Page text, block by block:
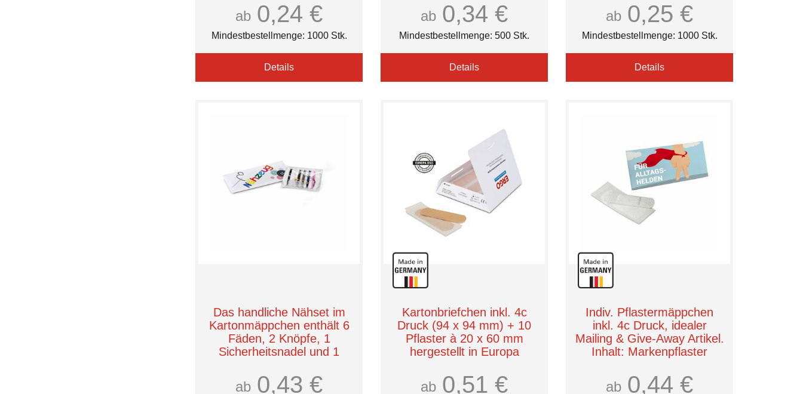
Römer Wellness
ab 0,24 €
Mindestbestellmenge: 1000 Stk.
Details
in Europa.
Römer Wellness
ab 0,34 €
Mindestbestellmenge: 500 Stk.
Details
Römer Wellness
ab 0,25 €
Mindestbestellmenge: 1000 Stk.
Details
Das handliche Nähset im
Kartonmäppchen enthält 6
Fäden, 2 Knöpfe, 1
Sicherheitsnadel und 1
Römer Wellness
ab 0,43 €
Kartonbriefchen inkl. 4c
Druck (94 x 94 mm) + 10
Pflaster à 20 x 60 mm
hergestellt in Europa
ab 0,51 €
Indiv. Pflastermäppchen
inkl. 4c Druck, idealer
Mailing & Give-Away Artikel.
Inhalt: Markenpflaster
Germany
ab 0,44 €